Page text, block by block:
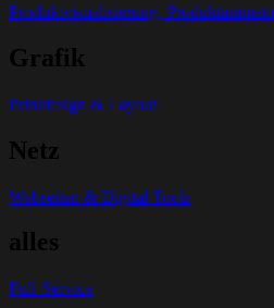
Produktvisualisierung,
Grafik
Printdesign & Layout
Netz
Webseiten & Digital Tools
alles
Full-Service